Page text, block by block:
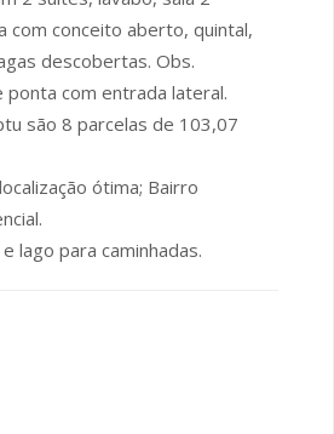
com conceito aberto, quintal,
descobertas. Obs.
ponta com entrada lateral.
são 8 parcelas de 103,07
ótima; Bairro
lago para caminhadas.